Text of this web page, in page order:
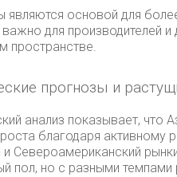
являются основой для
важно для производителей
пространстве.
прогнозы и
анализ показывает, что
благодаря активному
и Североамериканский
пол, но с разными темпами